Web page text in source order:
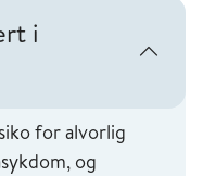
i
for alvorlig
og